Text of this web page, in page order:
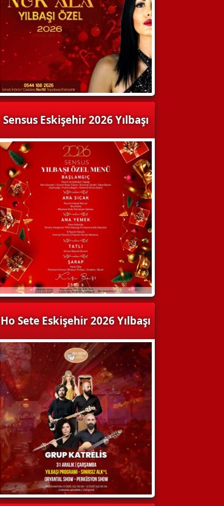
Sensus Eskişehir 2026 Yılbaşı
Ho Sete Eskişehir 2026 Yılbaşı